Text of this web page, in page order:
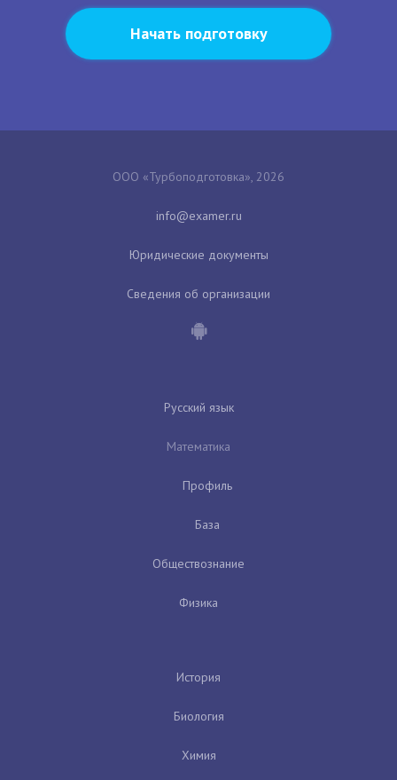
Начать подготовку
ООО «Турбоподготовка», 2026
Юридические документы
Сведения об организации
Русский язык
Математика
Профиль
База
Обществознание
Физика
История
Биология
Химия